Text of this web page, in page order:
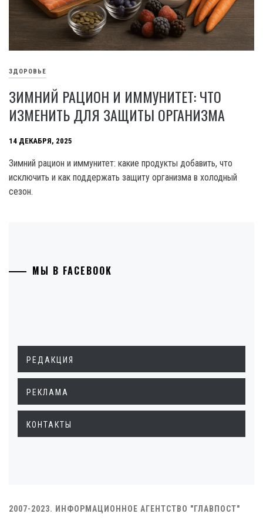
ЗДОРОВЬЕ
ЗИМНИЙ РАЦИОН И ИММУНИТЕТ: ЧТО
ИЗМЕНИТЬ ДЛЯ ЗАЩИТЫ ОРГАНИЗМА
14 ДЕКАБРЯ, 2025
Зимний рацион и иммунитет: какие продукты добавить, что
исключить и как поддержать защиту организма в холодный
сезон.
МЫ В FACEBOOK
РЕДАКЦИЯ
РЕКЛАМА
КОНТАКТЫ
2007-2023. ИНФОРМАЦИОННОЕ АГЕНТСТВО "ГЛАВПОСТ"